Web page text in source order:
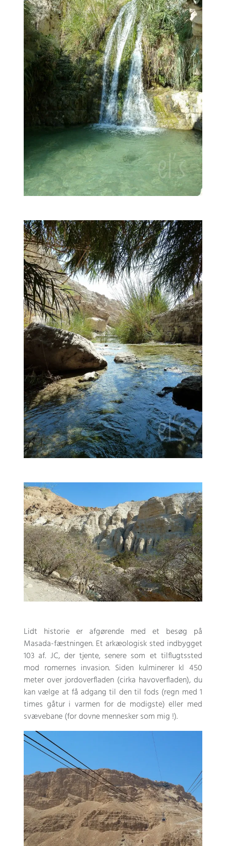
Lidt historie er afgørende med et besøg på
Masada-fæstningen. Et arkæologisk sted indbygget
103 af. JC, der tjente, senere som et tilflugtssted
mod romernes invasion. Siden kulminerer kl 450
meter over jordoverfladen (cirka havoverfladen), du
kan vælge at få adgang til den til fods (regn med 1
times gåtur i varmen for de modigste) eller med
svævebane (for dovne mennesker som mig !).